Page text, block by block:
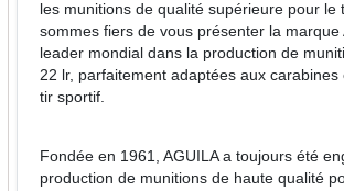
les munitions de qualité supérieure pour le
sommes fiers de vous présenter la marque
leader mondial dans la production de
22 lr, parfaitement adaptées aux carabines
tir sportif.
Fondée en 1961, AGUILA a toujours été
production de munitions de haute qualité